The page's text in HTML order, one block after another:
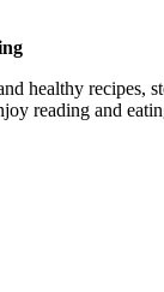
healthy recipes,
reading and